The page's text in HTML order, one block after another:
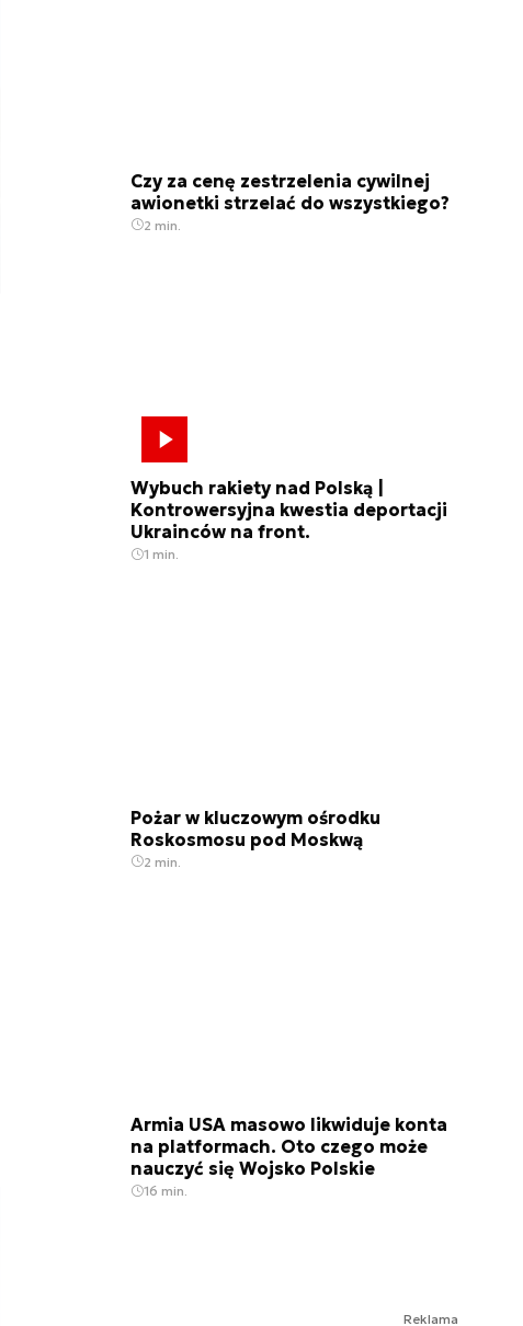
Czy za cenę zestrzelenia cywilnej
awionetki strzelać do wszystkiego?
2 min.
Wybuch rakiety nad Polską |
Kontrowersyjna kwestia deportacji
Ukrainców na front.
1 min.
Pożar w kluczowym ośrodku
Roskosmosu pod Moskwą
2 min.
Armia USA masowo likwiduje konta
na platformach. Oto czego może
nauczyć się Wojsko Polskie
16 min.
Reklama